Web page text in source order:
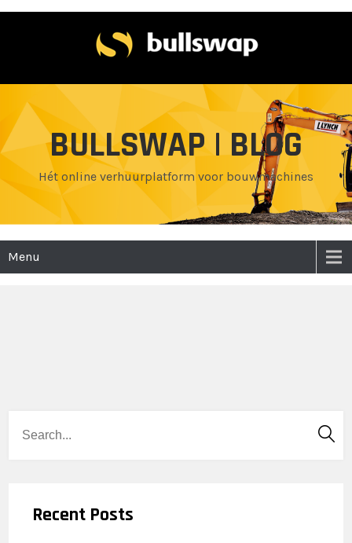
BULLSWAP | BLOG
Hét online verhuurplatform voor bouwmachines
Menu
Recent Posts